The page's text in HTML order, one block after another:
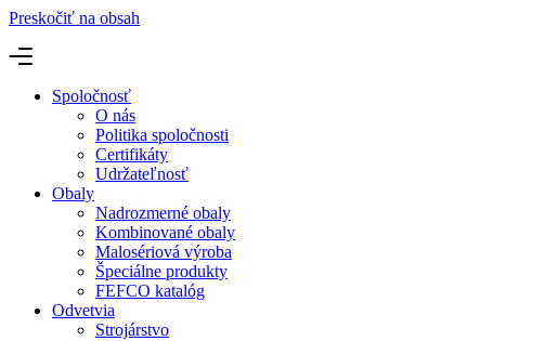
Preskočiť na obsah
Spoločnosť
O nás
Politika spoločnosti
Certifikáty
Udržateľnosť
Obaly
Nadrozmerné obaly
Kombinované obaly
Malosériová výroba
Špeciálne produkty
FEFCO katalóg
Odvetvia
Strojárstvo